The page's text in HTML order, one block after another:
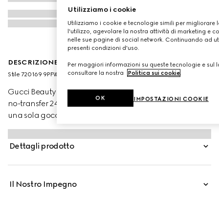
DESCRIZIONE DEL PRODOTTO
Stile ‎720169 9PFWW 9140
Gucci Beauty presenta Éternité de Beauté, il fondotinta
no-transfer 24 ore di Gucci che offre alta coprenza con
una sola goccia di prodotto. La formula leggera, dalla
finitura opaca e radiosa, offre idratazione alla pelle e
aiuta a lenirla, mettendone in risalto la luminosità
naturale. Attraverso la combinazione di polveri ad alta
garantisce una copertura uniforme e impeccabile tutto il
Dettagli prodotto
Il Nostro Impegno
Utilizziamo i cookie
Utilizziamo i cookie e tecnologie simili per migliorare
l'utilizzo, agevolare la nostra attività di marketing e
nelle sue pagine di social network. Continuando ad
presenti condizioni d'uso.
Per maggiori informazioni su queste tecnologie e sul
consultare la nostra Politica sui cookie.
IMPOSTAZIONI COOKIE
OK